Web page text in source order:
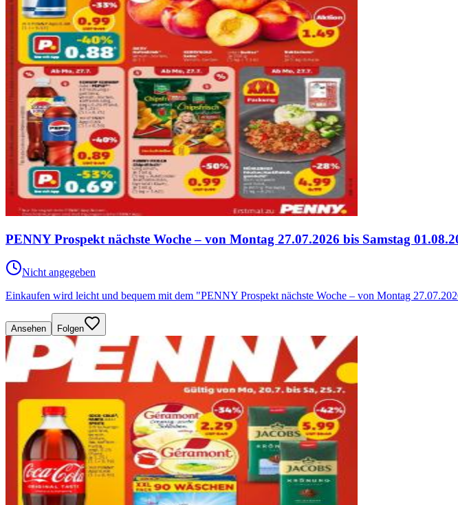
PENNY Prospekt nächste Woche – von Montag 27.07.2026 bis Samstag
Nicht angegeben
Einkaufen wird leicht und bequem mit dem "PENNY Prospekt nächste Woche – von Montag
Ansehen Folgen